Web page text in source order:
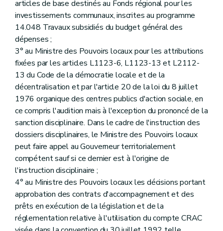
articles de base destinés au Fonds régional pour les
investissements communaux, inscrites au programme
14.048 Travaux subsidiés du budget général des
dépenses ;
3° au Ministre des Pouvoirs locaux pour les attributions
fixées par les articles L1123-6, L1123-13 et L2112-
13 du Code de la démocratie locale et de la
décentralisation et par l'article 20 de la loi du 8 juillet
1976 organique des centres publics d'action sociale, en
ce compris l'audition mais à l'exception du prononcé de la
sanction disciplinaire. Dans le cadre de l'instruction des
dossiers disciplinaires, le Ministre des Pouvoirs locaux
peut faire appel au Gouverneur territorialement
compétent sauf si ce dernier est à l'origine de
l'instruction disciplinaire ;
4° au Ministre des Pouvoirs locaux les décisions portant
approbation des contrats d'accompagnement et des
prêts en exécution de la législation et de la
réglementation relative à l'utilisation du compte CRAC